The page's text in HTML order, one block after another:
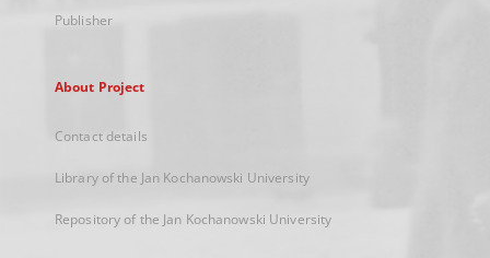
Publisher
About Project
Contact details
Library of the Jan Kochanowski University
Repository of the Jan Kochanowski University